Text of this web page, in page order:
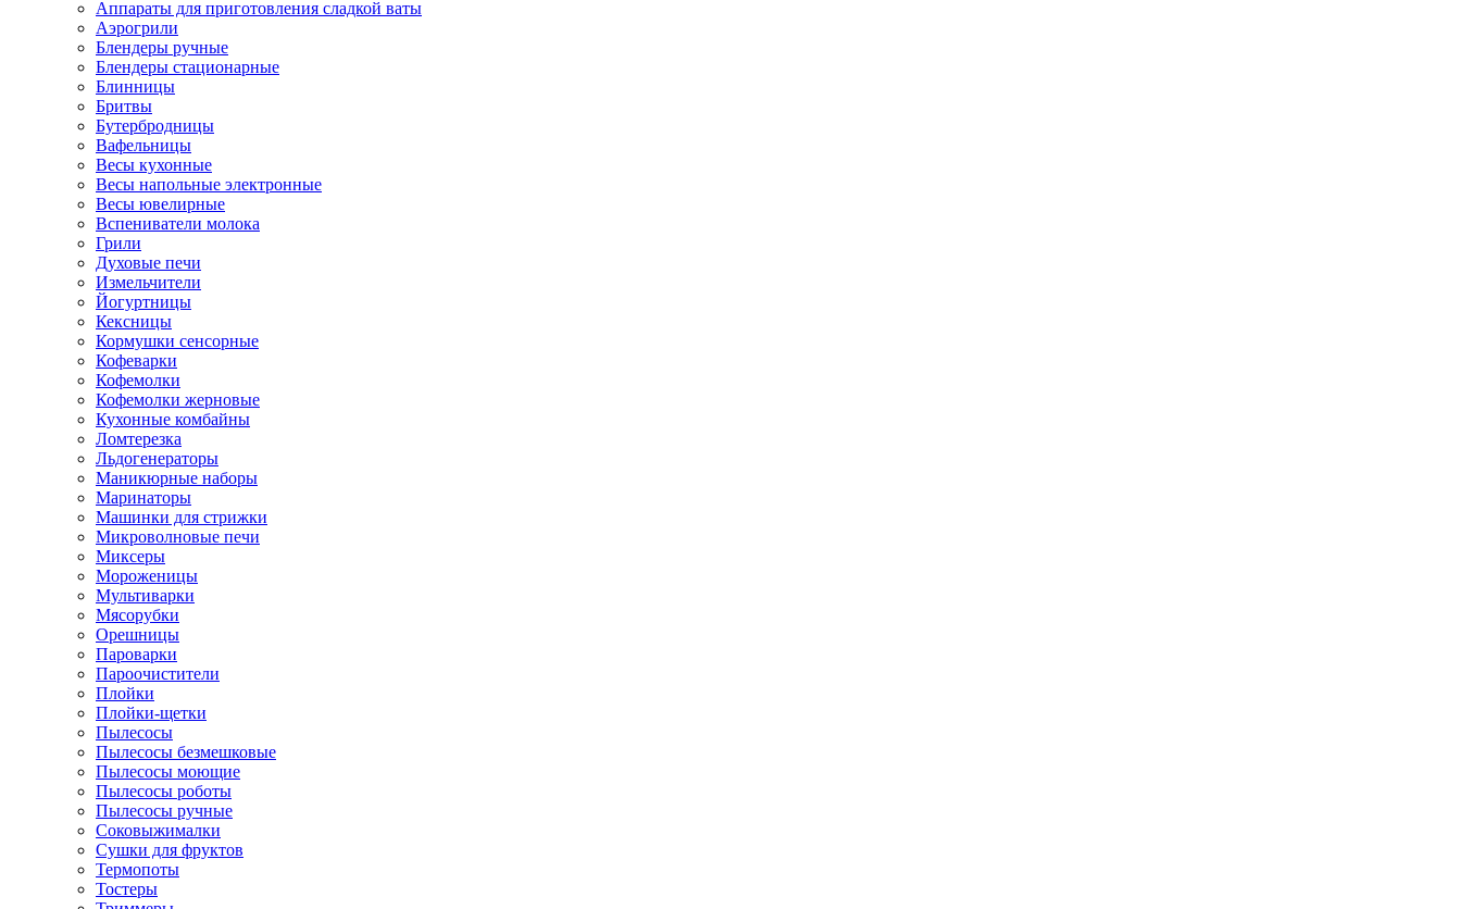
Аппараты для приготовления сладкой ваты
Аэрогрили
Блендеры ручные
Блендеры стационарные
Блинницы
Бритвы
Бутербродницы
Вафельницы
Весы кухонные
Весы напольные электронные
Весы ювелирные
Вспениватели молока
Грили
Духовые печи
Измельчители
Йогуртницы
Кексницы
Кормушки сенсорные
Кофеварки
Кофемолки
Кофемолки жерновые
Кухонные комбайны
Ломтерезка
Льдогенераторы
Маникюрные наборы
Маринаторы
Машинки для стрижки
Микроволновые печи
Миксеры
Мороженицы
Мультиварки
Мясорубки
Орешницы
Пароварки
Пароочистители
Плойки
Плойки-щетки
Пылесосы
Пылесосы безмешковые
Пылесосы моющие
Пылесосы роботы
Пылесосы ручные
Соковыжималки
Сушки для фруктов
Термопоты
Тостеры